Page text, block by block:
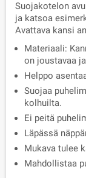
Suojakotelon
ja katsoa
Avattava kansi
Materiaali:
on joustavaa
Helppo
Suojaa
kolhuilta.
Ei peitä
Läpässä
Mukava tulee
Mahdollistaa